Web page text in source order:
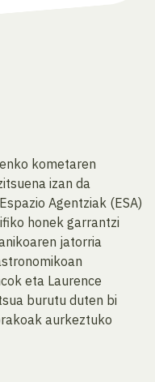
kometaren
izan da
Agentziak (ESA)
honek garrantzi
jatorria
eta Laurence
burutu duten bi
aurkeztuko